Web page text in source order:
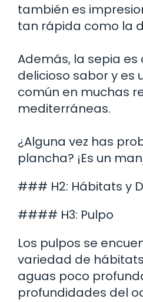
también es
tan rápida como la
Además, la sepia
delicioso sabor y es
común en muchas
mediterráneas.
¿Alguna vez has
plancha? ¡Es un
### H2: Hábitats y
#### H3: Pulpo
Los pulpos se
variedad de
aguas poco
profundidades del